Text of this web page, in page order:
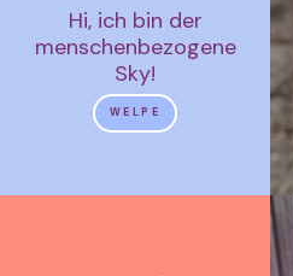
Hi, ich bin der
menschenbezogene
Sky!
WELPE